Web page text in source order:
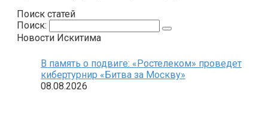
Поиск статей
Поиск:
Новости Искитима
В память о подвиге: «Ростелеком» проведет
кибертурнир «Битва за Москву»
08.08.2026